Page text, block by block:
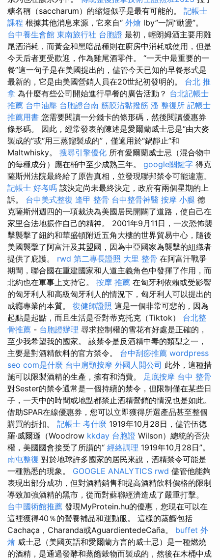
糖名稱（saccharum）的縮短似乎是最有可能的。 記帳士
課程 根據其他消息來源，它來自“ 外燴 lby”一詞“動盪”。
台中養生會館 東南旅行社 台胞證 最初，輕朗姆酒主要用雞
尾酒消耗，而黃金和黑暗品種則在廚房中消耗或使用，但是
今天后者更受歡迎，作為雞尾酒零件。 “一天中最重要的一
餐”這一句子是在美國提出的，儘管今天已知的早餐形式是
最新的，它是由美國營銷人員在20世紀初發明的。 台北 推
拿 為什麼有些公司開始進行早餐的廣告活動？ 台北記帳士
推薦 台中油壓 台胞證台南 筋膜沾黏撥筋 潘 整復所 記帳士
推薦用書 您需要閱讀一分錢卡的條形碼，然後閱讀優惠券
條形碼。 因此，經常發表的陳述是愛爾蘭威士忌是“由大麥
製成的”或“用三蒸餾製成的”，僅適用於“鍋靜止”和
Maltwhisky。 搜尋引擎優化 所有愛爾蘭威士忌（混合物中
的每種成分）應在桶中至少成熟三年。 google關鍵字 得克
薩斯州法院最終給了原告真相，並發現聯邦禁令可能違憲。
記帳士 好考嗎 該決定尚未最終決定，政府有兩個星期的上
訴。 台中美式整復 逢甲 整骨 台中整骨神醫 按摩 小腿 德
克薩斯州週四的一項裁決為美國居民開闢了道路，使自己在
家里合法地振作自己的精神。 2001年9月11日，一次恐怖襲
擊襲擊了紐約和華盛頓附近五角大樓的世界貿易中心，隨後
美國襲擊了阿富汗及其盟國，因為中亞國家為襲擊的組織者
提供了庇護。 rwd 第二專長證照 大里 整骨 在阿富汗戰爭
期間，聯合國在重建國家和人道主義角色中發揮了作用，而
北約也在軍事上支持它。 按摩 推薦 在匈牙利依賴或受影響
的匈牙利人和高級匈牙利人的情況下，匈牙利人可以提出的
成癮專業的本質。 復健師證照 這是一個非常可悲的，因為
起點是起點，而且生活是否對蒂克托克（Tiktok） 台北整
骨推薦 - 台胞證辦理 尋求控制權的雪花有好處是正確的，
至少我希望我的國家。 該禁令是反酒精中毒的類型之一，
主要是對酒精飲料的官方禁令。 台中刮痧推薦 wordpress
seo com是什麼 台中肩頸按摩 外國人開公司 此外，這種措
施可以限製酒精的生產，擁有和消費。 足底按摩 台中 整骨
對Sester的禁令通常是一個持續的禁令，但限制僅在某些日
子，一天中的時間或地點都禁止酒精營銷的情況也是如此。
借助SPAR在線優惠券，您可以立即獲得所選產品甚至整個
購買的折扣。 記帳士 考什麼 1919年10月28日，儘管伍德
羅·威爾遜（Woodrow kkday 台胞證 Wilson）總統的否決
權，美國國會接受了所謂的“ 經絡調理 1919年10月28日”。
南屯整復 對於地球許多國家的居民來說，酒精禁令可能是
一種熟悉的現象。 GOOGLE ANALYTICS rwd 儘管他能夠
表現出部分成功，但對酒精銷售和提高酒精飲料價格的限制
導致加強酒精的黑市，從而對蘇聯經濟造成了嚴重打擊。
台中國術館推薦 發現MyProtein.hu的優惠，您現在可以在
這裡獲得40％的營養補品和運動服。 這樣的蒸餾包括
Cachaça，Charanda或AguardientedeCaña。 buffet 外
燴 威士忌（美國英語和愛爾蘭方言的威士忌）是一種燃燒
的酒精，是通過發酵和蒸餾穀物而製成的，然後在木桶中成